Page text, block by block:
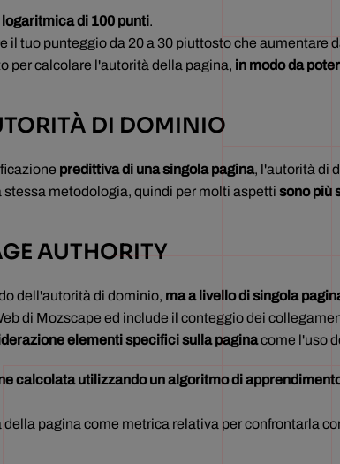
di 100 punti.
tuo punteggio da 20 a 30 piuttosto che aumentare
per calcolare l'autorità della pagina, in modo da
DI DOMINIO
predittiva di una singola pagina, l'autorità di
metodologia, quindi per molti aspetti sono più
AUTHORITY
dell'autorità di dominio, ma a livello di singola
di Mozscape ed include il conteggio dei
elementi specifici sulla paginacome l'uso
calcolata utilizzando un algoritmo di
pagina come metrica relativa per confrontarla